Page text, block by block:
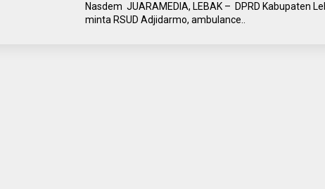
Nasdem JUARAMEDIA, LEBAK – DPRD Kabupaten
minta RSUD Adjidarmo, ambulance..